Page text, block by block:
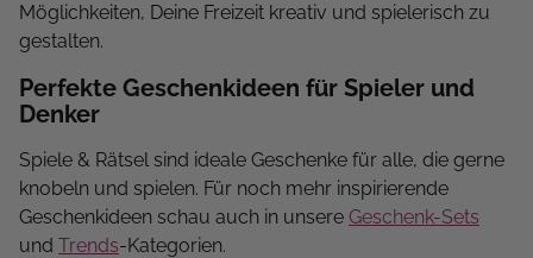
Möglichkeiten, Deine Freizeit kreativ und spielerisch zu
gestalten.
Perfekte Geschenkideen für Spieler und
Denker
Spiele & Rätsel sind ideale Geschenke für alle, die gerne
knobeln und spielen. Für noch mehr inspirierende
Geschenkideen schau auch in unsere Geschenk-Sets
und Trends-Kategorien.